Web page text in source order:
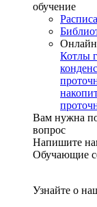
обучение
Котлы
Вам нужна
вопрос
Напишите
Обучающие
Узнайте о